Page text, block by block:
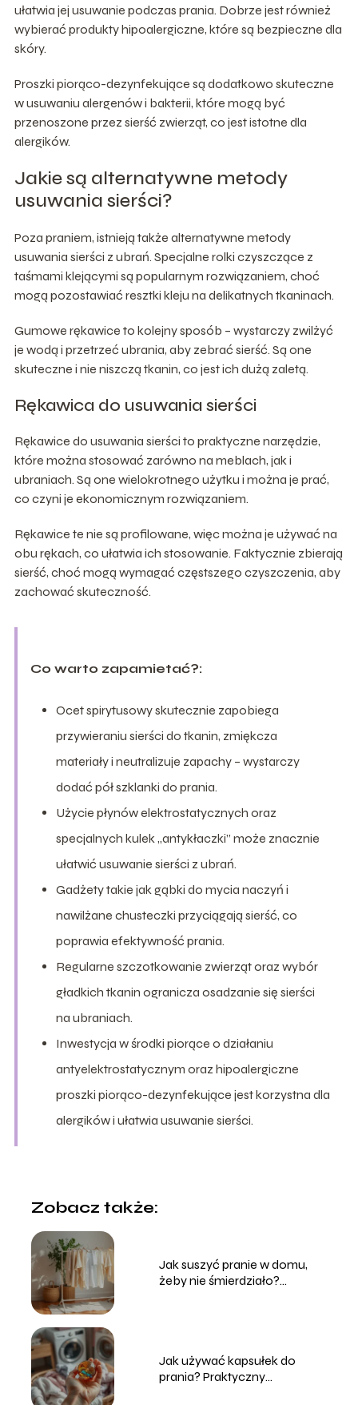
ułatwia jej usuwanie podczas prania. Dobrze jest również
wybierać produkty hipoalergiczne, które są bezpieczne dla
skóry.
Proszki piorąco-dezynfekujące są dodatkowo skuteczne
w usuwaniu alergenów i bakterii, które mogą być
przenoszone przez sierść zwierząt, co jest istotne dla
alergików.
Jakie są alternatywne metody
usuwania sierści?
Poza praniem, istnieją także alternatywne metody
usuwania sierści z ubrań. Specjalne rolki czyszczące z
taśmami klejącymi są popularnym rozwiązaniem, choć
mogą pozostawiać resztki kleju na delikatnych tkaninach.
Gumowe rękawice to kolejny sposób – wystarczy zwilżyć
je wodą i przetrzeć ubrania, aby zebrać sierść. Są one
skuteczne i nie niszczą tkanin, co jest ich dużą zaletą.
Rękawica do usuwania sierści
Rękawice do usuwania sierści to praktyczne narzędzie,
które można stosować zarówno na meblach, jak i
ubraniach. Są one wielokrotnego użytku i można je prać,
co czyni je ekonomicznym rozwiązaniem.
Rękawice te nie są profilowane, więc można je używać na
obu rękach, co ułatwia ich stosowanie. Faktycznie zbierają
sierść, choć mogą wymagać częstszego czyszczenia, aby
zachować skuteczność.
Co warto zapamietać?:
Ocet spirytusowy skutecznie zapobiega
przywieraniu sierści do tkanin, zmiękcza
materiały i neutralizuje zapachy – wystarczy
dodać pół szklanki do prania.
Użycie płynów elektrostatycznych oraz
specjalnych kulek „antykłaczki” może znacznie
ułatwić usuwanie sierści z ubrań.
Gadżety takie jak gąbki do mycia naczyń i
nawilżane chusteczki przyciągają sierść, co
poprawia efektywność prania.
Regularne szczotkowanie zwierząt oraz wybór
gładkich tkanin ogranicza osadzanie się sierści
na ubraniach.
Inwestycja w środki piorące o działaniu
antyelektrostatycznym oraz hipoalergiczne
proszki piorąco-dezynfekujące jest korzystna dla
alergików i ułatwia usuwanie sierści.
Zobacz także:
Jak suszyć pranie w domu,
żeby nie śmierdziało?
Jak używać kapsułek do
prania? Praktyczny